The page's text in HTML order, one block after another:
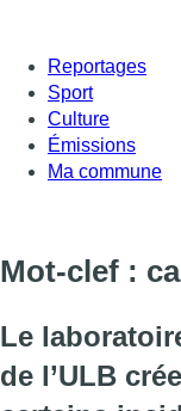
Reportages
Sport
Culture
Émissions
Ma commune
Mot-clef :
Le
de l’ULB